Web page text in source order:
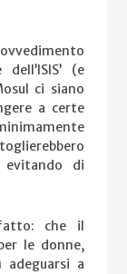
(e
ci siano
a certe
di
che il
le donne,
a